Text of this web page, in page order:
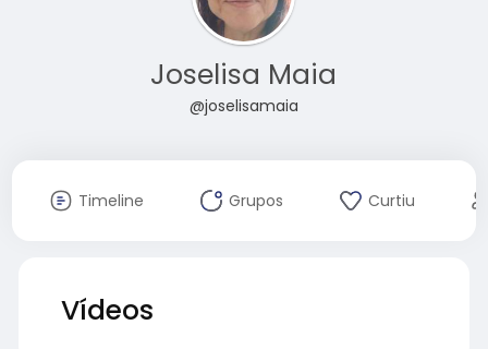
Joselisa Maia
@joselisamaia
Timeline Grupos Curtiu
Vídeos